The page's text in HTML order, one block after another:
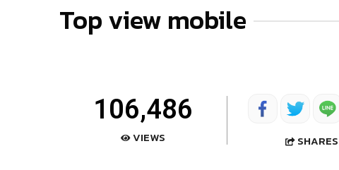
Top view mobile
106,486
VIEWS SHARES